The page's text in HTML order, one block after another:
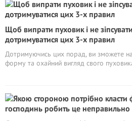
Щоб випрати пуховик і не
дотримуватися цих 3-х правил
Дотримуючись цих порад, ви зможете
форму та охайний вигляд свого